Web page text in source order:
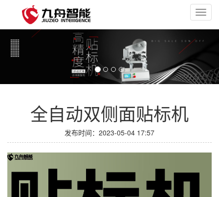
全自动双侧面贴标机
发布时间：2023-05-04 17:57